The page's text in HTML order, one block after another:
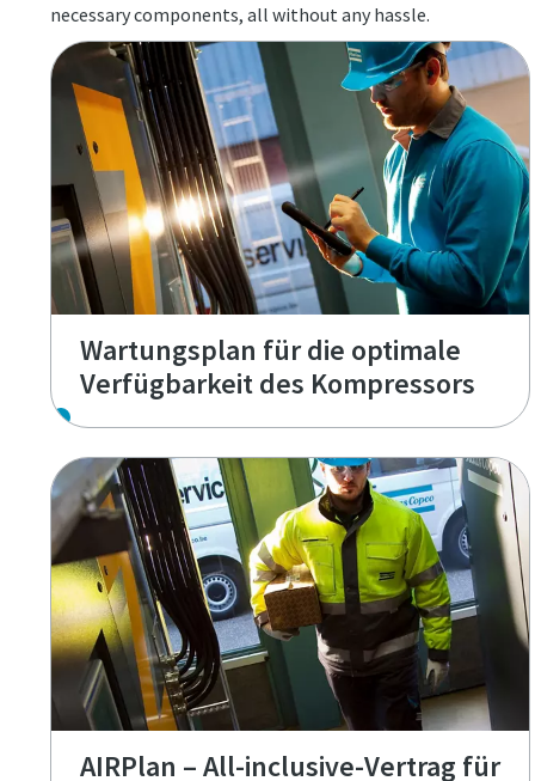
necessary components, all without any hassle.
Wartungsplan für die optimale
Verfügbarkeit des Kompressors
AIRPlan – All-inclusive-Vertrag für